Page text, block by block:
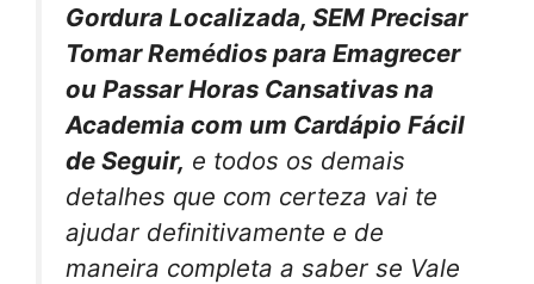
Gordura Localizada, SEM Precisar
Tomar Remédios para Emagrecer
ou Passar Horas Cansativas na
Academia com um Cardápio Fácil
de Seguir, e todos os demais
detalhes que com certeza vai te
ajudar definitivamente e de
maneira completa a saber se Vale